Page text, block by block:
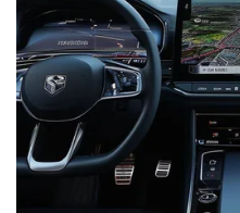
Digital Accessibility
Software Development
Selenium 4 Tester
Security Essentials
Xray -